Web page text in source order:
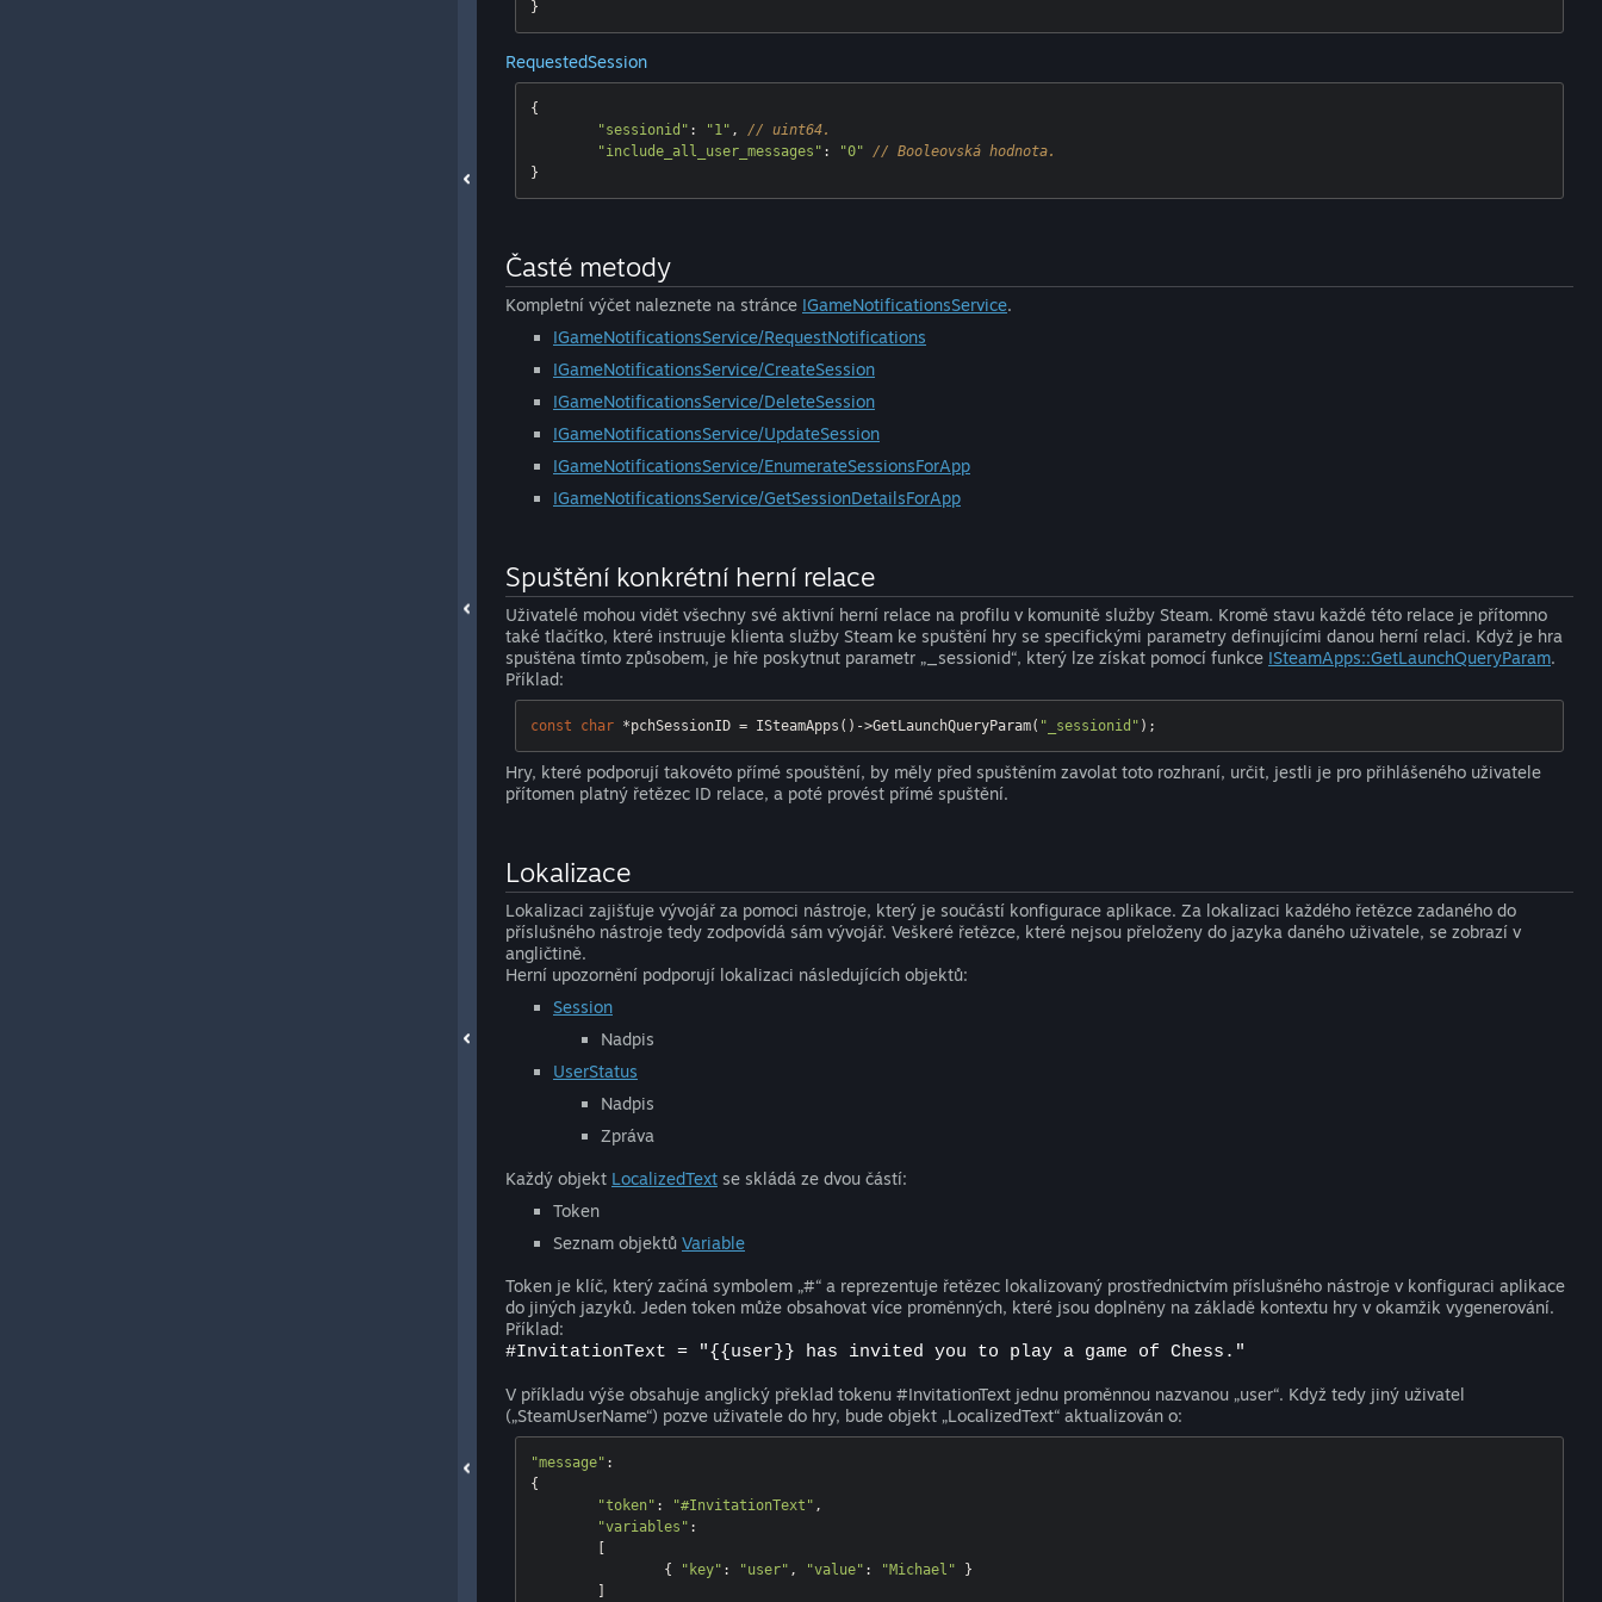
RequestedSession
{
"sessionid" : "1" , // uint64.
"include_all_user_messages" : "0" // Booleovská hodnota.
Časté metody
Kompletní výčet naleznete na stránce IGameNotificationsService.
IGameNotificationsService/RequestNotifications
IGameNotificationsService/CreateSession
IGameNotificationsService/DeleteSession
IGameNotificationsService/UpdateSession
IGameNotificationsService/EnumerateSessionsForApp
IGameNotificationsService/GetSessionDetailsForApp
Spuštění konkrétní herní relace
Uživatelé mohou vidět všechny své aktivní herní relace na profilu v komunitě služby Steam. Kromě stavu každé této relace je přítomno
také tlačítko, které instruuje klienta služby Steam ke spuštění hry se specifickými parametry definujícími danou herní relaci. Když je hra
spuštěna tímto způsobem, je hře poskytnut parametr „_sessionid“, který lze získat pomocí funkce ISteamApps::GetLaunchQueryParam.
Příklad:
const char *pchSessionID = ISteamApps()->GetLaunchQueryParam( "_sessionid" );
Hry, které podporují takovéto přímé spouštění, by měly před spuštěním zavolat toto rozhraní, určit, jestli je pro přihlášeného uživatele
přítomen platný řetězec ID relace, a poté provést přímé spuštění.
Lokalizace
Lokalizaci zajišťuje vývojář za pomoci nástroje, který je součástí konfigurace aplikace. Za lokalizaci každého řetězce zadaného do
příslušného nástroje tedy zodpovídá sám vývojář. Veškeré řetězce, které nejsou přeloženy do jazyka daného uživatele, se zobrazí v
angličtině.
Herní upozornění podporují lokalizaci následujících objektů:
Session
Nadpis
UserStatus
Nadpis
Zpráva
Každý objekt LocalizedText se skládá ze dvou částí:
Token
Seznam objektů Variable
Token je klíč, který začíná symbolem „#“ a reprezentuje řetězec lokalizovaný prostřednictvím příslušného nástroje v konfiguraci aplikace
do jiných jazyků. Jeden token může obsahovat více proměnných, které jsou doplněny na základě kontextu hry v okamžik vygenerování.
Příklad:
#InvitationText = "{{user}} has invited you to play a game of Chess."
V příkladu výše obsahuje anglický překlad tokenu #InvitationText jednu proměnnou nazvanou „user“. Když tedy jiný uživatel
(„SteamUserName“) pozve uživatele do hry, bude objekt „LocalizedText“ aktualizován o:
"message" :
{
"token" : "#InvitationText" ,
"variables" :
		{
"key" : "user" , "value" : "Michael" }